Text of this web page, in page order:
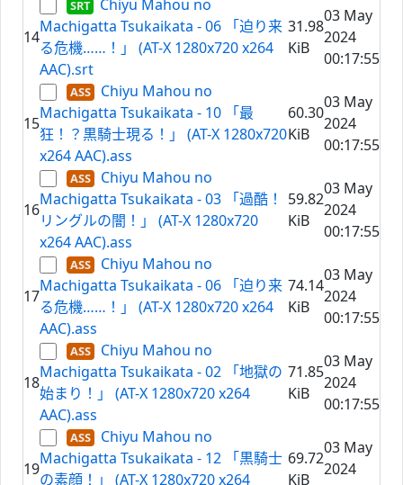
14
Chiyu Mahou no
Machigatta Tsukaikata - 06 「迫り来
る危機……！」 (AT-X 1280x720 x264
AAC).srt
31.98
KiB
03 May
2024
00:17:55
15
Chiyu Mahou no
Machigatta Tsukaikata - 10 「最
狂！？黒騎士現る！」 (AT-X 1280x720
x264 AAC).ass
60.30
KiB
03 May
2024
00:17:55
16
Chiyu Mahou no
Machigatta Tsukaikata - 03 「過酷！
リングルの闇！」 (AT-X 1280x720
x264 AAC).ass
59.82
KiB
03 May
2024
00:17:55
17
Chiyu Mahou no
Machigatta Tsukaikata - 06 「迫り来
る危機……！」 (AT-X 1280x720 x264
AAC).ass
74.14
KiB
03 May
2024
00:17:55
18
Chiyu Mahou no
Machigatta Tsukaikata - 02 「地獄の
始まり！」 (AT-X 1280x720 x264
AAC).ass
71.85
KiB
03 May
2024
00:17:55
19
Chiyu Mahou no
Machigatta Tsukaikata - 12 「黒騎士
の素顔！」 (AT-X 1280x720 x264
69.72
KiB
03 May
2024